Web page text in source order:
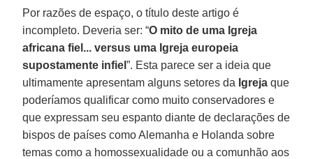
Por razões de espaço, o título deste artigo é
incompleto. Deveria ser: “O mito de uma Igreja
africana fiel... versus uma Igreja europeia
supostamente infiel”. Esta parece ser a ideia que
ultimamente apresentam alguns setores da Igreja que
poderíamos qualificar como muito conservadores e
que expressam seu espanto diante de declarações de
bispos de países como Alemanha e Holanda sobre
temas como a homossexualidade ou a comunhão aos